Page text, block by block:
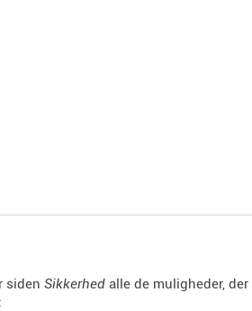
siden Sikkerhed alle de muligheder,